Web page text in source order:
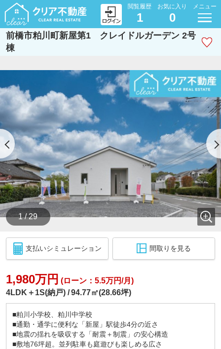
閲覧履歴
1
お気に入り
0
メニュー
前橋市粕川町新屋第1 クレイドルガーデン 2号
棟
1 / 29
支払いシミュレーション 間取りを見る
1,980万円 (ローン：5.5万円/月)
4LDK＋1S(納戸)
94.77㎡(28.66坪)
■粕川小学校、粕川中学校
■通勤・通学に便利な「新屋」駅徒歩4分の近さ
■地震の揺れを吸収する「耐震＋制震」の安心構造
■敷地76坪超。並列駐車も庭遊びも楽しめる広さ